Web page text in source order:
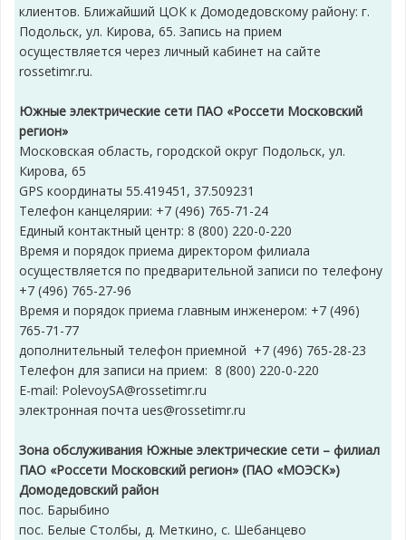
клиентов. Ближайший ЦОК к Домодедовскому району: г.
Подольск, ул. Кирова, 65. Запись на прием
осуществляется через личный кабинет на сайте
rossetimr.ru.
Южные электрические сети ПАО «Россети Московский
регион»
Московская область, городской округ Подольск, ул.
Кирова, 65
GPS координаты 55.419451, 37.509231
Телефон канцелярии: +7 (496) 765-71-24
Единый контактный центр: 8 (800) 220-0-220
Время и порядок приема директором филиала
осуществляется по предварительной записи по телефону
+7 (496) 765-27-96
Время и порядок приема главным инженером: +7 (496)
765-71-77
дополнительный телефон приемной +7 (496) 765-28-23
Телефон для записи на прием: 8 (800) 220-0-220
E-mail: PolevoySA@rossetimr.ru
электронная почта ues@rossetimr.ru
Зона обслуживания Южные электрические сети – филиал
ПАО «Россети Московский регион» (ПАО «МОЭСК»)
Домодедовский район
пос. Барыбино
пос. Белые Столбы, д. Меткино, с. Шебанцево